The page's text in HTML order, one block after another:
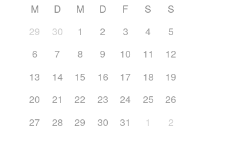
M D M D F S
S
29
30 1 2 3 4
5
6
7 8 9 10 11
12
13
14 15 16 17 18
19
20
21 22 23 24 25
26
27
28 29 30 31 1 2